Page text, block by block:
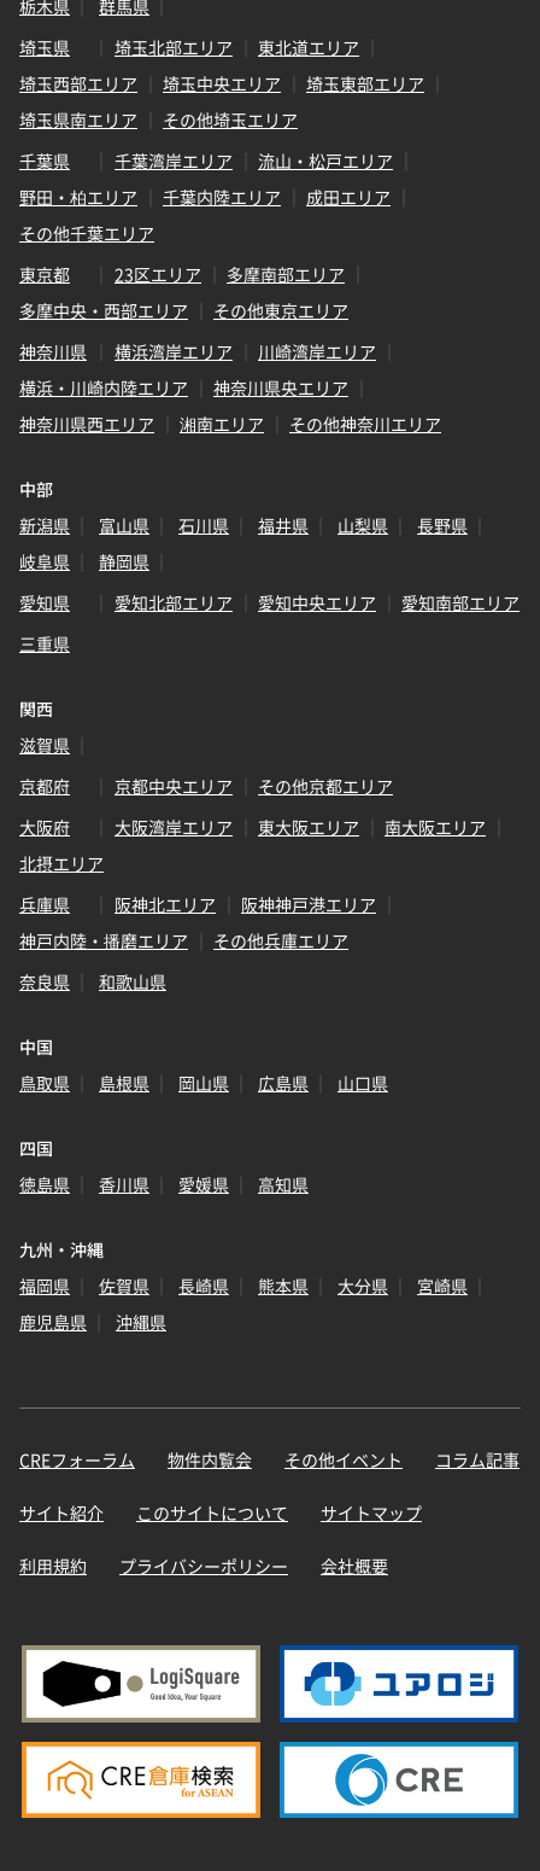
栃木県
群馬県
埼玉県
埼玉北部エリア
東北道エリア
埼玉西部エリア
埼玉中央エリア
埼玉東部エリア
埼玉県南エリア
その他埼玉エリア
千葉県
千葉湾岸エリア
流山・松戸エリア
野田・柏エリア
千葉内陸エリア
成田エリア
その他千葉エリア
東京都
23区エリア
多摩南部エリア
多摩中央・西部エリア
その他東京エリア
神奈川県
横浜湾岸エリア
川崎湾岸エリア
横浜・川崎内陸エリア
神奈川県央エリア
神奈川県西エリア
湘南エリア その他神奈川エリア
中部
新潟県
富山県 石川県 福井県 山梨県
長野県
岐阜県
静岡県
愛知県
愛知北部エリア 愛知中央エリア
愛知南部エリア
三重県
関西
滋賀県
京都府
京都中央エリア
その他京都エリア
大阪府
大阪湾岸エリア 東大阪エリア
南大阪エリア
北摂エリア
兵庫県
阪神北エリア
阪神神戸港エリア
神戸内陸・播磨エリア
その他兵庫エリア
奈良県
和歌山県
中国
鳥取県
島根県 岡山県 広島県 山口県
四国
徳島県
香川県 愛媛県 高知県
九州・沖縄
福岡県
佐賀県 長崎県 熊本県 大分県
宮崎県
鹿児島県
沖縄県
CREフォーラム 物件内覧会 その他イベント コラム記事
サイト紹介 このサイトについて サイトマップ
利用規約 プライバシーポリシー 会社概要